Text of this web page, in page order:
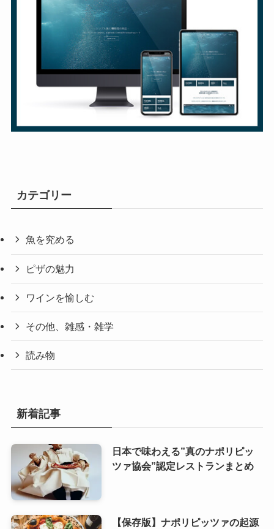
カテゴリー
魚を究める
ピザの魅力
ワインを愉しむ
その他、雑感・雑学
読み物
新着記事
日本で味わえる”真のナポリピッ
ツァ協会”認定レストランまとめ
【保存版】ナポリピッツァの起源